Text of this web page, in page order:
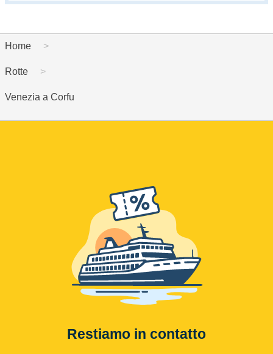
Home
Rotte
Venezia a Corfu
Restiamo in contatto